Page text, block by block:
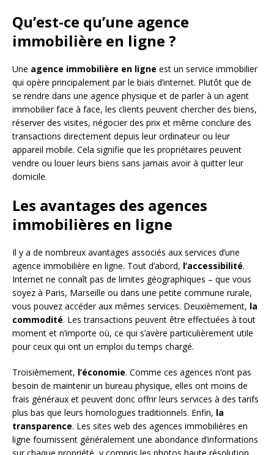
Qu’est-ce qu’une agence
immobilière en ligne ?
Une agence immobilière en ligne est un service immobilier
qui opère principalement par le biais d’internet. Plutôt que de
se rendre dans une agence physique et de parler à un agent
immobilier face à face, les clients peuvent chercher des biens,
réserver des visites, négocier des prix et même conclure des
transactions directement depuis leur ordinateur ou leur
appareil mobile. Cela signifie que les propriétaires peuvent
vendre ou louer leurs biens sans jamais avoir à quitter leur
domicile.
Les avantages des agences
immobilières en ligne
Il y a de nombreux avantages associés aux services d’une
agence immobilière en ligne. Tout d’abord, l’accessibilité.
Internet ne connaît pas de limites géographiques – que vous
soyez à Paris, Marseille ou dans une petite commune rurale,
vous pouvez accéder aux mêmes services. Deuxièmement, la
commodité. Les transactions peuvent être effectuées à tout
moment et n’importe où, ce qui s’avère particulièrement utile
pour ceux qui ont un emploi du temps chargé.
Troisièmement, l’économie. Comme ces agences n’ont pas
besoin de maintenir un bureau physique, elles ont moins de
frais généraux et peuvent donc offrir leurs services à des tarifs
plus bas que leurs homologues traditionnels. Enfin, la
transparence. Les sites web des agences immobilières en
ligne fournissent généralement une abondance d’informations